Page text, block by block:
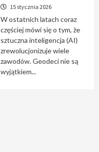
15 stycznia 2026
W ostatnich latach coraz
częściej mówi się o tym, że
sztuczna inteligencja (AI)
zrewolucjonizuje wiele
zawodów. Geodeci nie są
wyjątkiem...